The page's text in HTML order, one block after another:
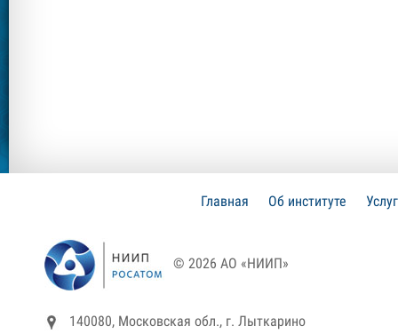
Главная Об институте
© 2026 АО «НИИП»
140080, Московская обл., г. Лыткарино